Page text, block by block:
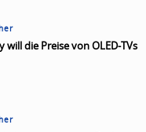
will die Preise von OLED-TVs